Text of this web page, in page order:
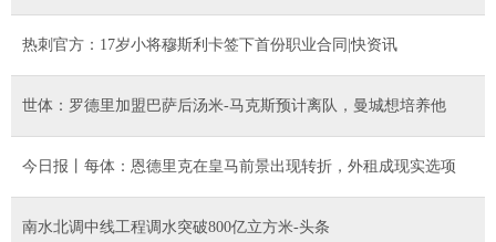
热刺官方：17岁小将穆斯利卡签下首份职业合同|快资讯
世体：罗德里加盟巴萨后汤米-马克斯预计离队，曼城想培养他
今日报丨每体：恩德里克在皇马前景出现转折，外租成现实选项
南水北调中线工程调水突破800亿立方米-头条